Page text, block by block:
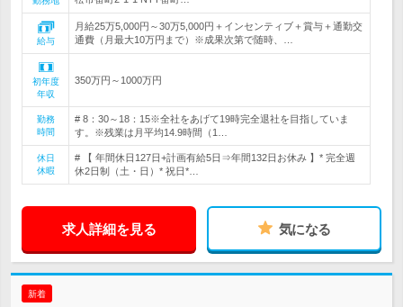
給与
月給25万5,000円～30万5,000円＋インセンティブ＋賞与＋通勤交
通費（月最大10万円まで）※成果次第で随時、…
初年度
年収
350万円～1000万円
勤務
時間
# 8：30～18：15※全社をあげて19時完全退社を目指していま
す。※残業は月平均14.9時間（1…
休日
休暇
# 【 年間休日127日+計画有給5日⇒年間132日お休み 】* 完全週
休2日制（土・日）* 祝日*…
求人詳細を見る 気になる
新着